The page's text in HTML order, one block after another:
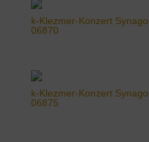
k-Klezmer-Konzert
06870
k-Klezmer-Konzert
06875